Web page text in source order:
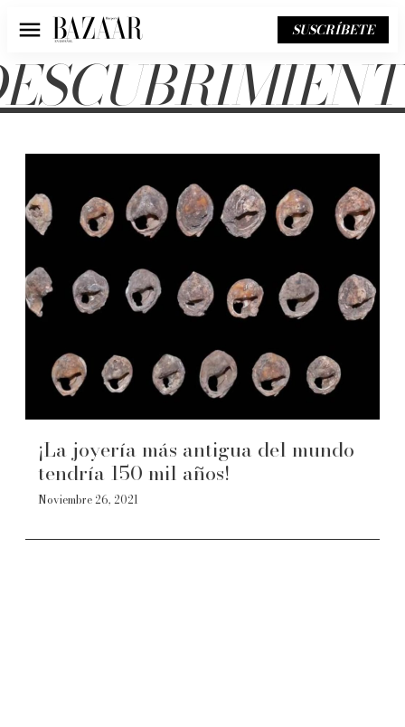
Menú SUSCRÍBETE
¡La joyería más antigua del mundo
tendría 150 mil años!
Noviembre 26, 2021